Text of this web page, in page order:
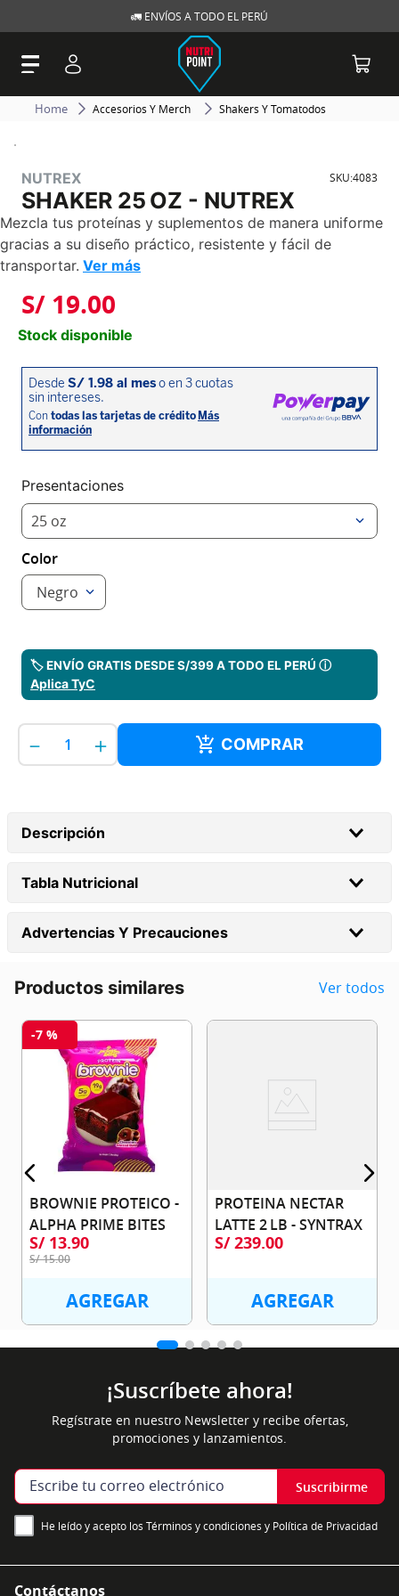
🚛 ENVÍOS A TODO EL PERÚ
Accesorios Y Merch Shakers Y Tomatodos
NUTREX SKU:4083
SHAKER 25 OZ - NUTREX
Mezcla tus proteínas y suplementos de manera uniforme
gracias a su diseño práctico, resistente y fácil de
transportar. Ver más
S/ 19.00
Stock disponible
Presentaciones
25 oz
Color
Negro
🏷️ ENVÍO GRATIS DESDE S/399 A TODO EL PERÚ ⓘ
Aplica TyC
＋
－
Descripción
Tabla Nutricional
Advertencias Y Precauciones
Productos similares Ver todos
-7 %
BROWNIE PROTEICO -
ALPHA PRIME BITES
S/ 13.90
S/15.00
AGREGAR
PROTEINA NECTAR
LATTE 2 LB - SYNTRAX
S/ 239.00
AGREGAR
¡Suscríbete ahora!
Regístrate en nuestro Newsletter y recibe ofertas,
promociones y lanzamientos.
Suscribirme
He leído y acepto los Términos y condiciones y Política de Privacidad
Contáctanos